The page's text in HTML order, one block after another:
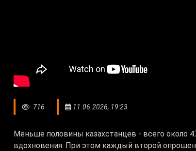
716 11.06.2026, 19:23
Меньше половины казахстанцев - всего около
вдохновения. При этом каждый второй